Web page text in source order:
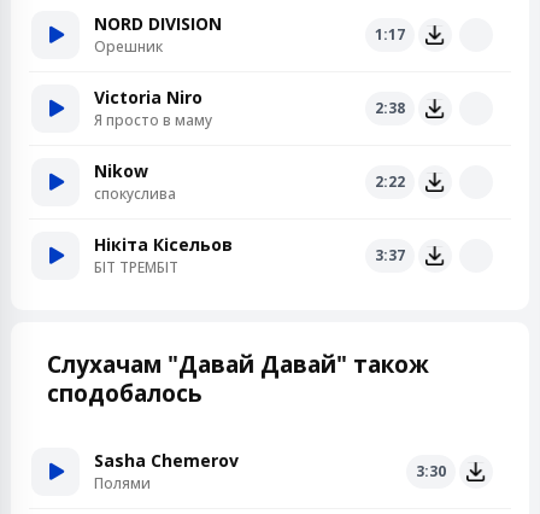
NORD DIVISION
Орешник
1:17
Victoria Niro
Я просто в маму
2:38
Nikow
спокуслива
2:22
Нікіта Кісельов
БІТ ТРЕМБІТ
3:37
Слухачам "Давай Давай" також
сподобалось
Sasha Chemerov
Полями
3:30